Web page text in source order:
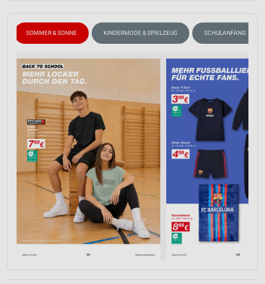
SOMMER & SONNE KINDERMODE & SPIELZEUG SCHULANFANG